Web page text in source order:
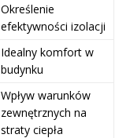
Określenie
efektywności izolacji
Idealny komfort w
budynku
Wpływ warunków
zewnętrznych na
straty ciepła